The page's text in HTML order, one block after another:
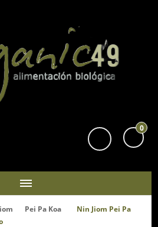
0
Pei Pa Koa
Nin Jiom Pei Pa